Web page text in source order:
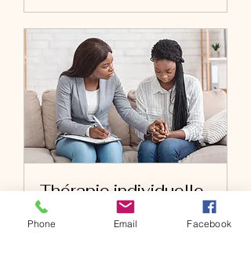
Thérapie individuelle
Séance en Psychothérapie
Analytique
Phone Email Facebook